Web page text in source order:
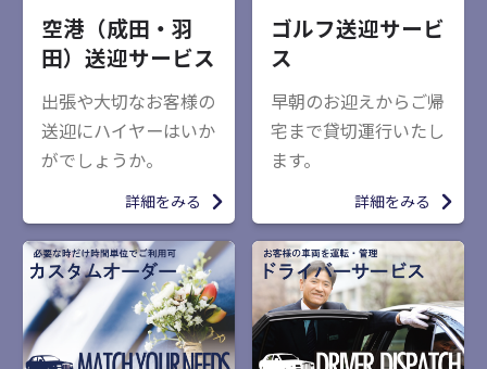
空港（成田・羽
田）送迎サービス
出張や大切なお客様の
送迎にハイヤーはいか
がでしょうか。
詳細をみる
ゴルフ送迎サービ
ス
早朝のお迎えからご帰
宅まで貸切運行いたし
ます。
詳細をみる